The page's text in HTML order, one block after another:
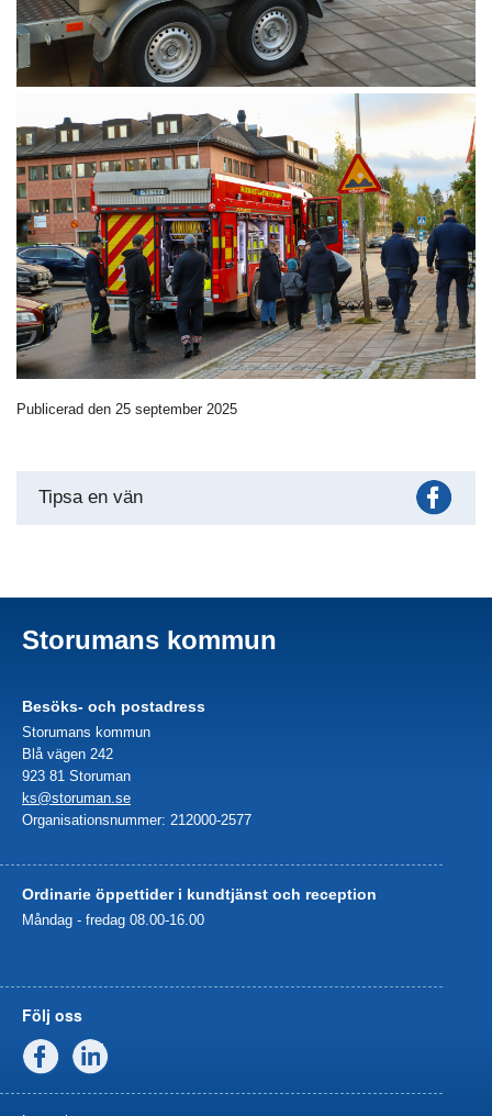
Publicerad den 25 september 2025
Tipsa en vän
Storumans kommun
Besöks- och postadress
Storumans kommun
Blå vägen 242
923 81 Storuman
ks@storuman.se
Organisationsnummer: 212000-2577
Ordinarie öppettider i kundtjänst och reception
Måndag - fredag 08.00-16.00
Följ oss
Facebook